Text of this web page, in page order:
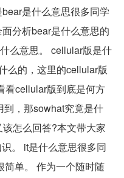
是什么意思很多同学
分析bear是什么意思的
么意思。 cellular版是什
么的，这里的cellular版
看cellular版到底是何方
，那sowhat究竟是什
怎么回答?本文带大家
。 it是什么意思很多同
简单。 作为一个随时随